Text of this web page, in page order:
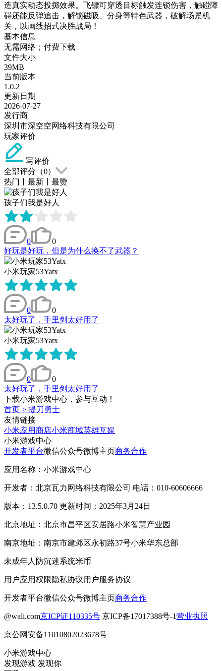
造真实动态投掷效果。飞镖可穿透目标触发连锁伤害，触碰障
碍还能反弹追击，解锁磁吸、分身等特色武器，破解场景机
关，以画线招式决胜战局！
基本信息
无需网络；付费下载
文件大小
39MB
当前版本
1.0.2
更新日期
2026-07-27
发行商
深圳市深空空网络科技有限公司
玩家评价
写评价
全部评分（0）
热门
最新 最赞
孩子们我是好人
0
0
好玩是好玩，但是为什么换不了武器？
小米玩家53Yatx
0
0
太好玩了，手里剑太好用了
小米玩家53Yatx
0
0
太好玩了，手里剑太好用了
下载小米游戏中心，参与互动！
首页 > 提刀勇士
友情链接
小米应用商店小米商城英雄互娱
小米游戏中心
开发者平台微信公众号微博主页商务合作
应用名称：小米游戏中心
开发者：北京瓦力网络科技有限公司 电话：010-60606666
版本：13.5.0.70 更新时间：2025年3月24日
北京地址：北京市昌平区安居路小米智慧产业园
南京地址：南京市建邺区永初路37号小米华东总部
未成年人防沉迷系统米币
用户应用权限隐私协议用户服务协议
开发者平台微信公众号微博主页商务合作
@wali.com京ICP证110335号 京ICP备17017388号-1营业执照
京公网安备11010802023678号
小米游戏中心
发现游戏 发现你